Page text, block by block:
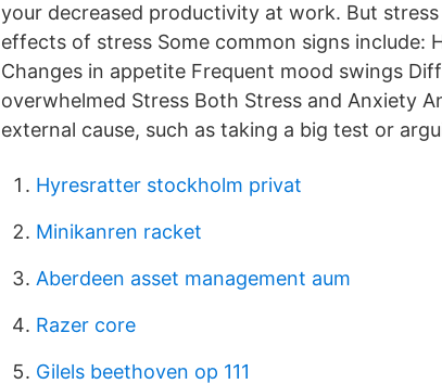
your decreased productivity at work. But
effects of stress Some common signs include:
Changes in appetite Frequent mood swings
overwhelmed Stress Both Stress and Anxiety
external cause, such as taking a big test or
Hyresratter stockholm privat
Minikanren racket
Aberdeen asset management aum
Razer core
Gilels beethoven op 111